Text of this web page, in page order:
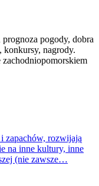
pogody, dobra
konkursy, nagrody.
zapachów, rozwijają
na inne kultury, inne
(nie zawsze…